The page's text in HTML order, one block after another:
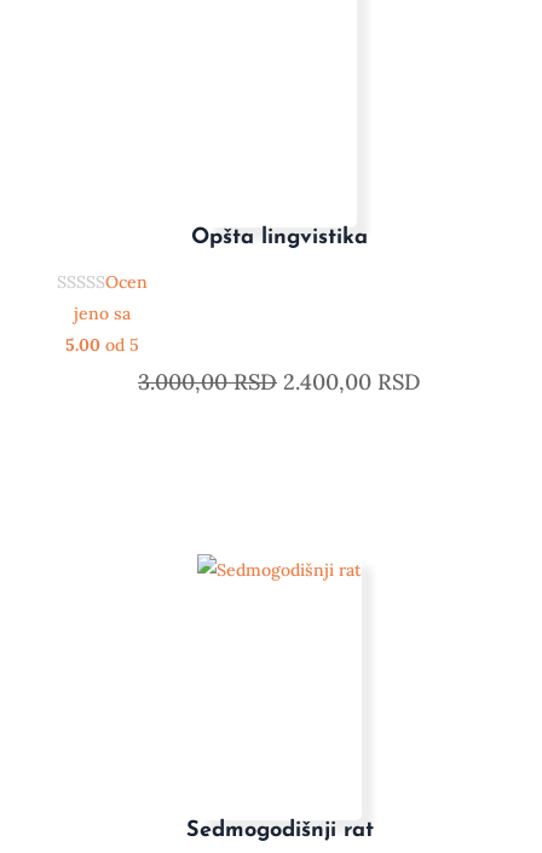
Opšta lingvistika
Ocen
jeno sa
5.00od 5
3.000,00RSD 2.400,00 RSD
Sedmogodišnji rat